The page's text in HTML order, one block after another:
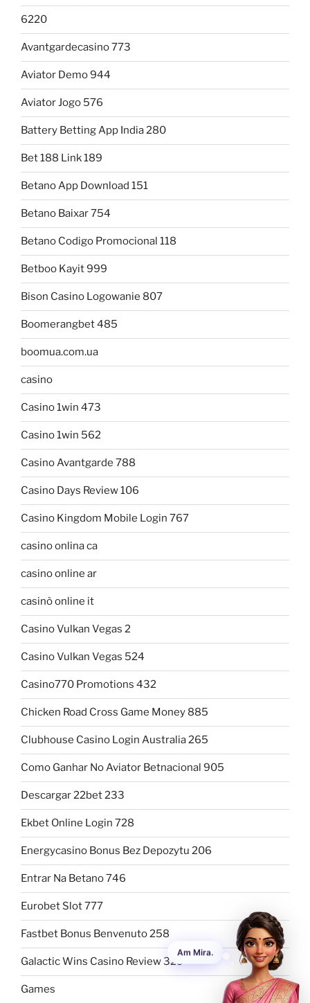
6220
Avantgardecasino 773
Aviator Demo 944
Aviator Jogo 576
Battery Betting App India 280
Bet 188 Link 189
Betano App Download 151
Betano Baixar 754
Betano Codigo Promocional 118
Betboo Kayit 999
Bison Casino Logowanie 807
Boomerangbet 485
boomua.com.ua
casino
Casino 1win 473
Casino 1win 562
Casino Avantgarde 788
Casino Days Review 106
Casino Kingdom Mobile Login 767
casino onlina ca
casino online ar
casinò online it
Casino Vulkan Vegas 2
Casino Vulkan Vegas 524
Casino770 Promotions 432
Chicken Road Cross Game Money 885
Clubhouse Casino Login Australia 265
Como Ganhar No Aviator Betnacional 905
Descargar 22bet 233
Ekbet Online Login 728
Energycasino Bonus Bez Depozytu 206
Entrar Na Betano 746
Eurobet Slot 777
Fastbet Bonus Benvenuto 258
Galactic Wins Casino Review 329
Games